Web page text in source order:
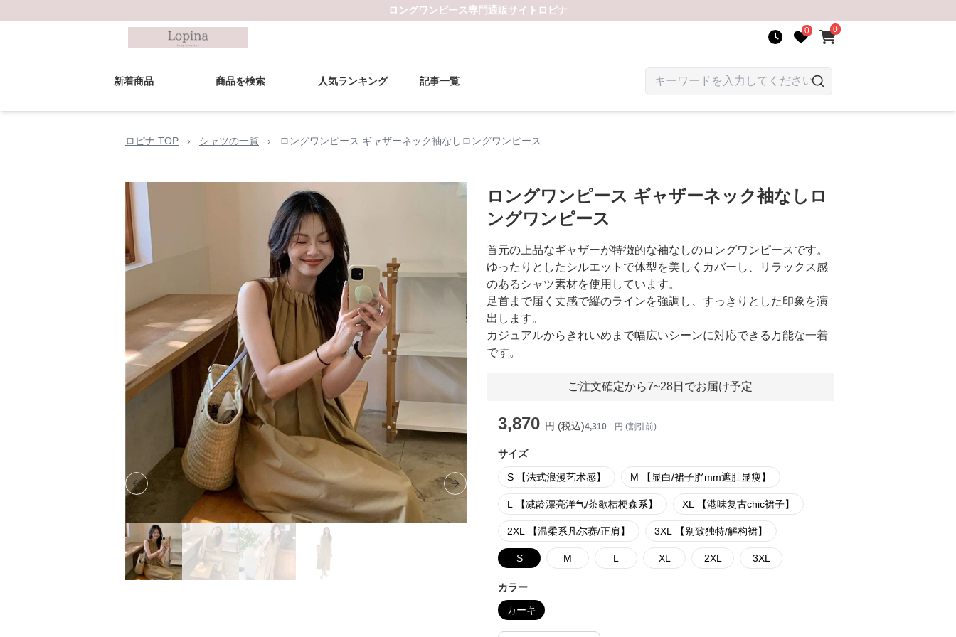
ロングワンピース専門通販サイト ロピナ
0 0
新着商品 商品を検索 人気ランキング 記事一覧
ロピナ TOP › シャツの一覧 › ロングワンピース ギャザーネック袖なしロングワンピース
Previous slide Next slide
ロングワンピース ギャザーネック袖なしロ
ングワンピース
首元の上品なギャザーが特徴的な袖なしのロングワンピースです。
ゆったりとしたシルエットで体型を美しくカバーし、リラックス感
のあるシャツ素材を使用しています。
足首まで届く丈感で縦のラインを強調し、すっきりとした印象を演
出します。
カジュアルからきれいめまで幅広いシーンに対応できる万能な一着
です。
ご注文確定から7~28日でお届け予定
3,870 円 (税込)4,310 円 (割引前)
サイズ
S 【法式浪漫艺术感】 M 【显白/裙子胖mm遮肚显瘦】
L 【减龄漂亮洋气/茶歇桔梗森系】 XL 【港味复古chic裙子】
2XL 【温柔系凡尔赛/正肩】 3XL 【别致独特/解构裙】
S M L XL 2XL 3XL
カラー
カーキ